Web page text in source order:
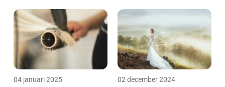
04 januari 2025 02 december 2024